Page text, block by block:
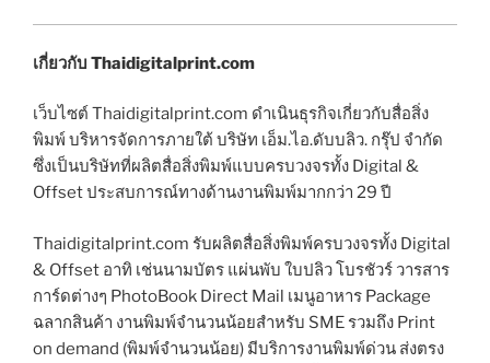
เกี่ยวกับ Thaidigitalprint.com
เว็บไซต์ Thaidigitalprint.com ดำเนินธุรกิจเกี่ยวกับสื่อสิ่ง
พิมพ์ บริหารจัดการภายใต้ บริษัท เอ็ม.ไอ.ดับบลิว. กรุ๊ป จำกัด
ซึ่งเป็นบริษัทที่ผลิตสื่อสิ่งพิมพ์แบบครบวงจรทั้ง Digital &
Offset ประสบการณ์ทางด้านงานพิมพ์มากกว่า 29 ปี
Thaidigitalprint.com รับผลิตสื่อสิ่งพิมพ์ครบวงจรทั้ง Digital
& Offset อาทิ เช่นนามบัตร แผ่นพับ ใบปลิว โบรชัวร์ วารสาร
การ์ดต่างๆ PhotoBook Direct Mail เมนูอาหาร Package
ฉลากสินค้า งานพิมพ์จำนวนน้อยสำหรับ SME รวมถึง Print
on demand (พิมพ์จำนวนน้อย) มีบริการงานพิมพ์ด่วน ส่งตรง